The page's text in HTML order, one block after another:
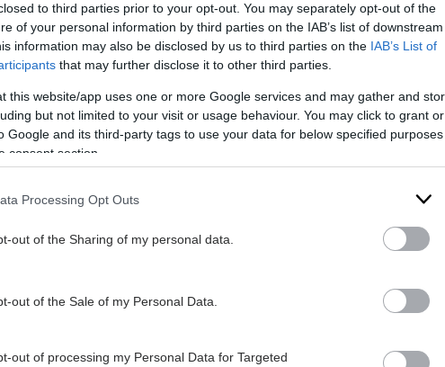
to third parties prior to your opt-out. You may separately opt-out of the
of your personal information by third parties on the IAB’s list of downstream
information may also be disclosed by us to third parties on the IAB’s List of
that may further disclose it to other third parties.
this website/app uses one or more Google services and may gather and
but not limited to your visit or usage behaviour. You may click to grant or
Google and its third-party tags to use your data for below specified purposes
consent section.
Processing Opt Outs
out of the Sharing of my personal data.
out of the Sale of my Personal Data.
out of processing my Personal Data for Targeted
παιδί είχε αποσυναρμολογήσει, και
την έβαλε στο στόμα του.